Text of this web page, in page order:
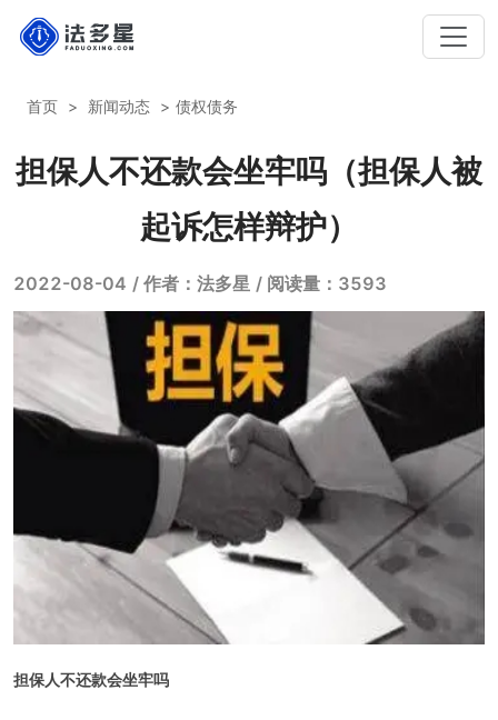
首页 新闻动态 债权债务
担保人不还款会坐牢吗（担保人被
起诉怎样辩护）
2022-08-04 / 作者：法多星 / 阅读量：3593
担保人不还款会坐牢吗